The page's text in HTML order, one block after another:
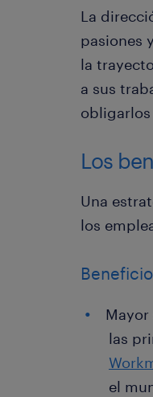
La
pasiones
la
a sus
Los
Una
los
las
el